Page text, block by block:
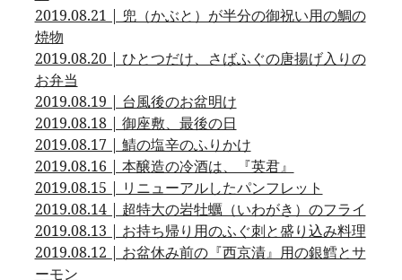
2019.08.21 | 兜（かぶと）が半分の御祝い用の鯛の
焼物
2019.08.20 | ひとつだけ、さばふぐの唐揚げ入りの
お弁当
2019.08.19 | 台風後のお盆明け
2019.08.18 | 御座敷、最後の日
2019.08.17 | 鯖の塩辛のふりかけ
2019.08.16 | 本醸造の冷酒は、『英君』
2019.08.15 | リニューアルしたパンフレット
2019.08.14 | 超特大の岩牡蠣（いわがき）のフライ
2019.08.13 | お持ち帰り用のふぐ刺と盛り込み料理
2019.08.12 | お盆休み前の『西京漬』用の銀鱈とサ
ーモン